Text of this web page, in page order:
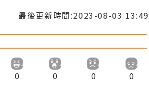
最後更新時間:2023-08-03 13:49
0 0 0 0